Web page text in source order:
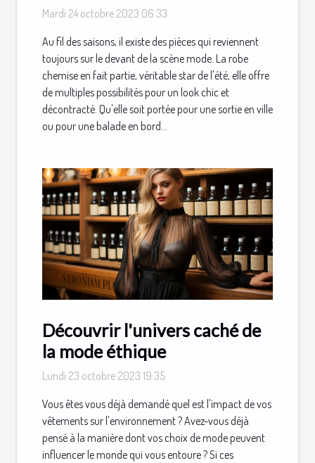
Mardi 24 octobre 2023 06:33
Au fil des saisons, il existe des pièces qui reviennent
toujours sur le devant de la scène mode. La robe
chemise en fait partie, véritable star de l'été, elle offre
de multiples possibilités pour un look chic et
décontracté. Qu'elle soit portée pour une sortie en ville
ou pour une balade en bord...
Découvrir l'univers caché de
la mode éthique
Lundi 23 octobre 2023 19:35
Vous êtes vous déjà demandé quel est l'impact de vos
vêtements sur l'environnement ? Avez-vous déjà
pensé à la manière dont vos choix de mode peuvent
influencer le monde qui vous entoure ? Si ces